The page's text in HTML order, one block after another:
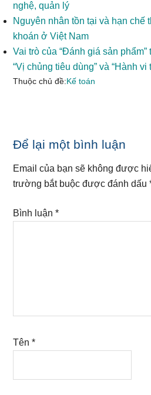
nghệ, quản lý
Nguyên nhân tồn tại và hạn chế
khoán ở Việt Nam
Vai trò của “Đánh giá sản
“Vị chủng tiêu dùng” và “Hành vi
Thuộc chủ đề:Kế toán
Reader
Interactions
Để lại một bình luận
Email của bạn sẽ không được
trường bắt buộc được đánh dấu
Bình luận*
Tên*